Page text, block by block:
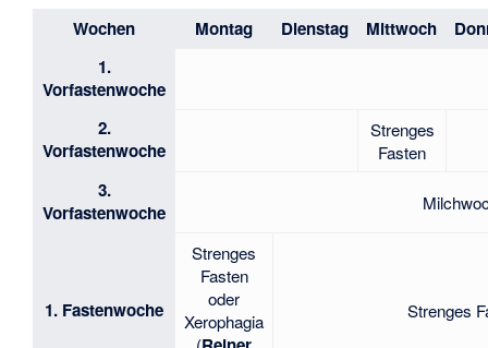
Wochen Montag Dienstag Mittwoch
1.
Vorfastenwoche
2.
Vorfastenwoche
Strenges
Fasten
3.
Vorfastenwoche
1. Fastenwoche
Strenges
Fasten
oder
Xerophagia
Strenges